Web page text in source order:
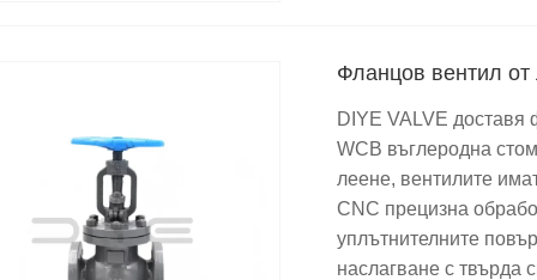
Фланцов вентил от
DIYE VALVE доставя
WCB въглеродна
леене, вентилите
CNC прецизна
уплътнителните
наслагване с твърда